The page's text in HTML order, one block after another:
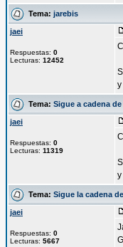
Tema: jarebis
jaei
Respuestas: 0
Lecturas: 12452
y
Tema: Sigue a cadena
jaei
Respuestas: 0
Lecturas: 11319
y
Tema: Sigue la cadena
jaei
Respuestas: 0
Lecturas: 5667